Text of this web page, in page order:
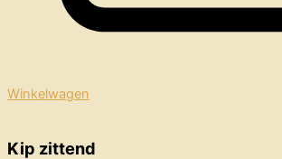
Winkelwagen
Kip zittend